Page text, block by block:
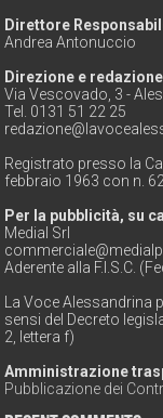
Direttore
Andrea Antonuccio
Direzione e redazione
Via Vescovado, 3 -
Tel. 0131 51 22 25
Registrato presso la
febbraio 1963 con n. 62
Per la pubblicità, su
Medial Srl
Aderente alla F.I.S.C.
La Voce
sensi del Decreto
2, lettera f)
Amministrazione
Pubblicazione dei